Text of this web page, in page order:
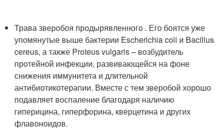
Трава зверобоя продырявленного . Его боятся уже
упомянутые выше бактерии Escherichia coli и Bacillus
cereus, а также Proteus vulgaris – возбудитель
протейной инфекции, развивающейся на фоне
снижения иммунитета и длительной
антибиотикотерапии. Вместе с тем зверобой хорошо
подавляет воспаление благодаря наличию
гиперицина, гиперфорина, кверцетина и других
флавоноидов.